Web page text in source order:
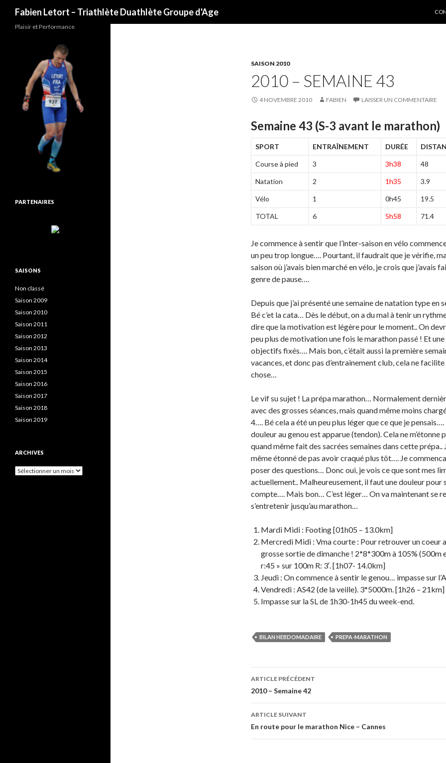
Fabien Letort – Triathlète Duathlète Groupe d'Age
SAISON 2010
2010 – SEMAINE 43
4 NOVEMBRE 2010 FABIEN LAISSER UN COMMENTAIRE
Semaine 43 (S-3 avant le marathon)
SPORT ENTRAÎNEMENT DURÉE
Course à pied 3 3h38 48
Natation 2 1h35 3.9
Vélo 1 0h45 19.5
TOTAL 6 5h58 71.4
Je commence à sentir que l’inter-saison en vélo
un peu trop longue…. Pourtant, il faudrait que je vérifie,
saison où j’avais bien marché en vélo, je crois que j’avais
genre de pause….
Depuis que j’ai présenté une semaine de natation type en
Bé c’et la cata… Dès le début, on a du mal à tenir un
dire que la motivation est légère pour le moment.. On
peu plus de motivation une fois le marathon passé ! Et
objectifs fixés…. Mais bon, c’était aussi la première
vacances, et donc pas d’entrainement club, cela ne facilite
chose…
Le vif su sujet ! La prépa marathon… Normalement
avec des grosses séances, mais quand même moins
4…. Bé cela a été un peu plus léger que ce que je
douleur au genou est apparue (tendon). Cela ne m’étonne
quand même fait des sacrées semaines dans cette prépa..
même étonné de pas avoir craqué plus tôt…. Je
poser des questions… Donc oui, je vois ce que sont mes
actuellement.. Malheureusement, il faut une douleur pour
compte…. Mais bon… C’est léger… On va maintenant se
s’entretenir jusqu’au marathon…
Mardi Midi : Footing [01h05 – 13.0km]
Mercredi Midi : Vma courte : Pour retrouver un coeur
grosse sortie de dimanche ! 2*8*300m à 105% (500m
r:45 » sur 100m R: 3′. [1h07- 14.0km]
Jeudi : On commence à sentir le genou… impasse sur
Vendredi : AS42 (de la veille). 3*5000m. [1h26 – 21km]
Impasse sur la SL de 1h30-1h45 du week-end.
BILAN HEBDOMADAIRE PREPA-MARATHON
Navigation
des
articles
ARTICLE PRÉCÉDENT
2010 – Semaine 42
ARTICLE SUIVANT
En route pour le marathon Nice – Cannes
Plaisir et Performance
PARTENAIRES
SAISONS
Non classé
Saison 2009
Saison 2010
Saison 2011
Saison 2012
Saison 2013
Saison 2014
Saison 2015
Saison 2016
Saison 2017
Saison 2018
Saison 2019
ARCHIVES
Archives